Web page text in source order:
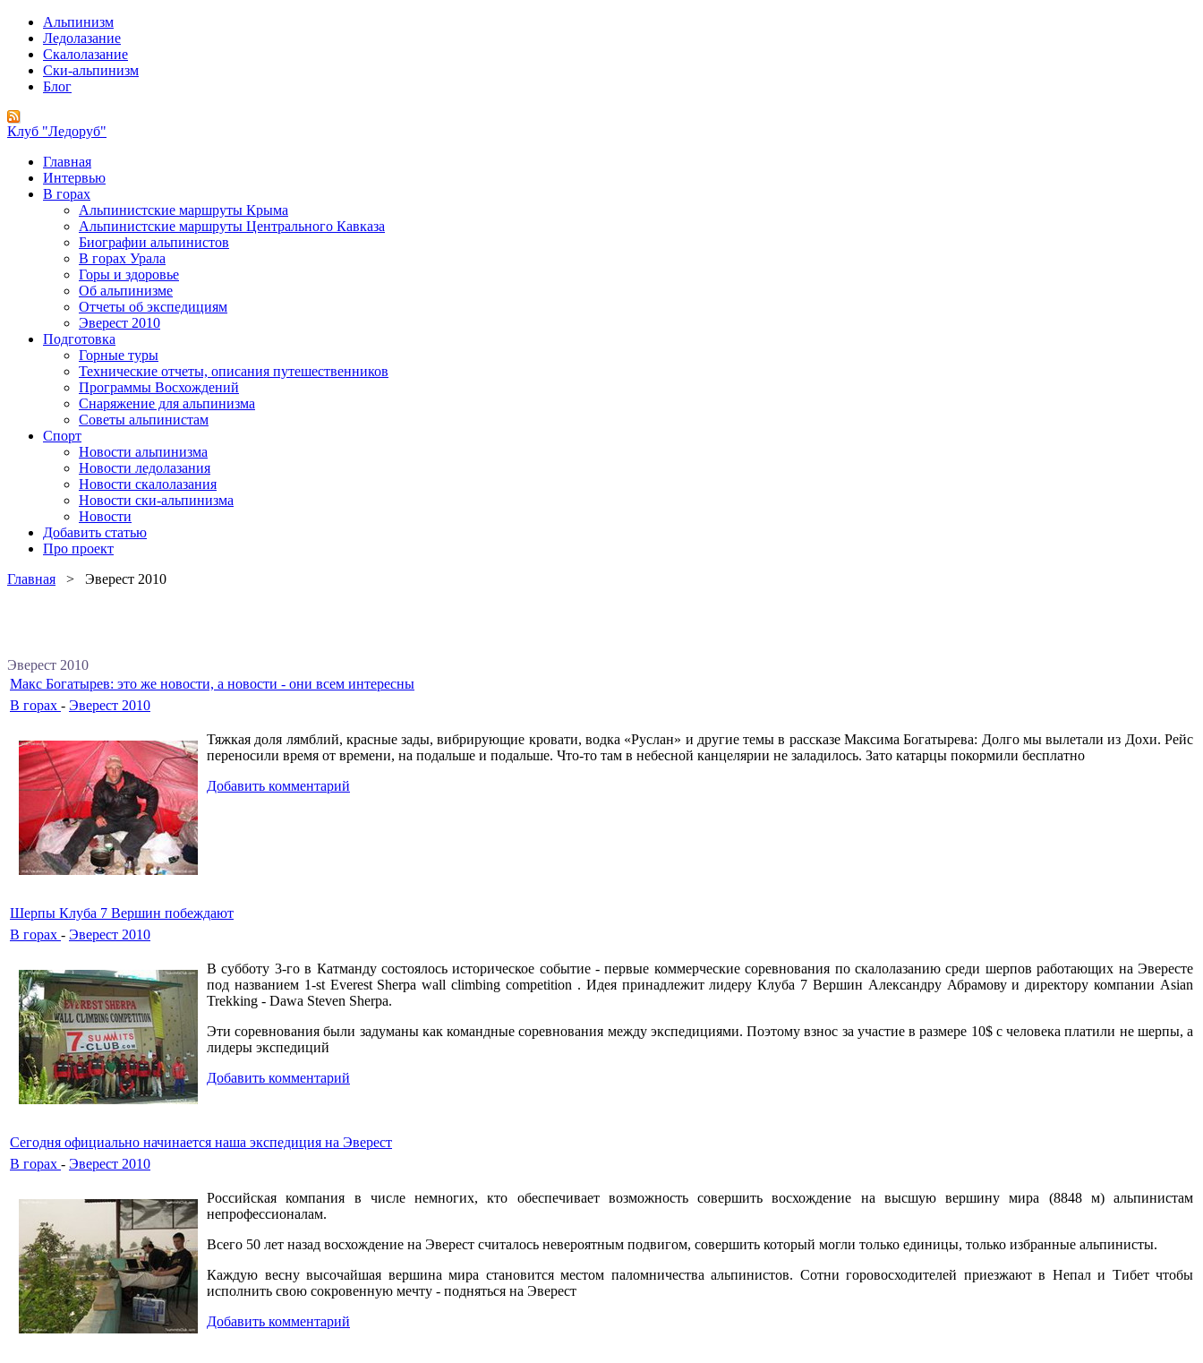
Альпинизм
Ледолазание
Скалолазание
Ски-альпинизм
Блог
Клуб "Ледоруб"
Главная
Интервью
В горах
Альпинистские маршруты Крыма
Альпинистские маршруты Центрального Кавказа
Биографии альпинистов
В горах Урала
Горы и здоровье
Об альпинизме
Отчеты об экспедициям
Эверест 2010
Подготовка
Горные туры
Технические отчеты, описания путешественников
Программы Восхождений
Снаряжение для альпинизма
Советы альпинистам
Спорт
Новости альпинизма
Новости ледолазания
Новости скалолазания
Новости ски-альпинизма
Новости
Добавить статью
Про проект
Главная > Эверест 2010
Эверест 2010
Макс Богатырев: это же новости, а новости - они всем интересны
В горах - Эверест 2010
Тяжкая доля лямблий, красные зады, вибрирующие кровати, водка «Руслан» и другие темы в рассказе Максима Богатырева: Долго мы вылетали из Дохи. Рейс
переносили время от времени, на подальше и подальше. Что-то там в небесной канцелярии не заладилось. Зато катарцы покормили бесплатно
Добавить комментарий
Шерпы Клуба 7 Вершин побеждают
В горах - Эверест 2010
В субботу 3-го в Катманду состоялось историческое событие - первые коммерческие соревнования по скалолазанию среди шерпов работающих на Эвересте
под названием 1-st Everest Sherpa wall climbing competition . Идея принадлежит лидеру Клуба 7 Вершин Александру Абрамову и директору компании Asian
Trekking - Dawa Steven Sherpa.
Эти соревнования были задуманы как командные соревнования между экспедициями. Поэтому взнос за участие в размере 10$ с человека платили не шерпы, а
лидеры экспедиций
Добавить комментарий
Сегодня официально начинается наша экспедиция на Эверест
В горах - Эверест 2010
Российская компания в числе немногих, кто обеспечивает возможность совершить восхождение на высшую вершину мира (8848 м) альпинистам
непрофессионалам.
Всего 50 лет назад восхождение на Эверест считалось невероятным подвигом, совершить который могли только единицы, только избранные альпинисты.
Каждую весну высочайшая вершина мира становится местом паломничества альпинистов. Сотни горовосходителей приезжают в Непал и Тибет чтобы
исполнить свою сокровенную мечту - подняться на Эверест
Добавить комментарий